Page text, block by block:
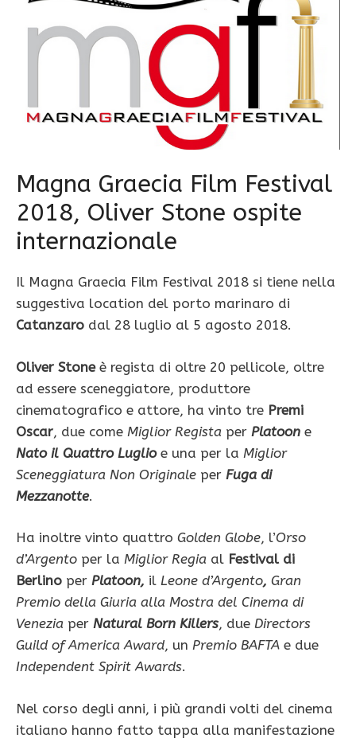
Magna Graecia Film Festival
2018, Oliver Stone ospite
internazionale
Il Magna Graecia Film Festival 2018 si tiene nella
suggestiva location del porto marinaro di
Catanzaro dal 28 luglio al 5 agosto 2018.
Oliver Stoneè regista di oltre 20 pellicole, oltre
ad essere sceneggiatore, produttore
cinematografico e attore, ha vinto tre Premi
Oscar, due come Miglior Regista per Platoon e
Nato il Quattro Luglioe una per la Miglior
Sceneggiatura Non Originale per Fuga di
Mezzanotte.
Ha inoltre vinto quattro Golden Globe, l’Orso
d’Argento per la Miglior Regia al Festival di
Berlino per Platoon, il Leone d’Argento, Gran
Premio della Giuria alla Mostra del Cinema di
Venezia per Natural Born Killers, due Directors
Guild of America Award, un Premio BAFTA e due
Independent Spirit Awards.
Nel corso degli anni, i più grandi volti del cinema
italiano hanno fatto tappa alla manifestazione